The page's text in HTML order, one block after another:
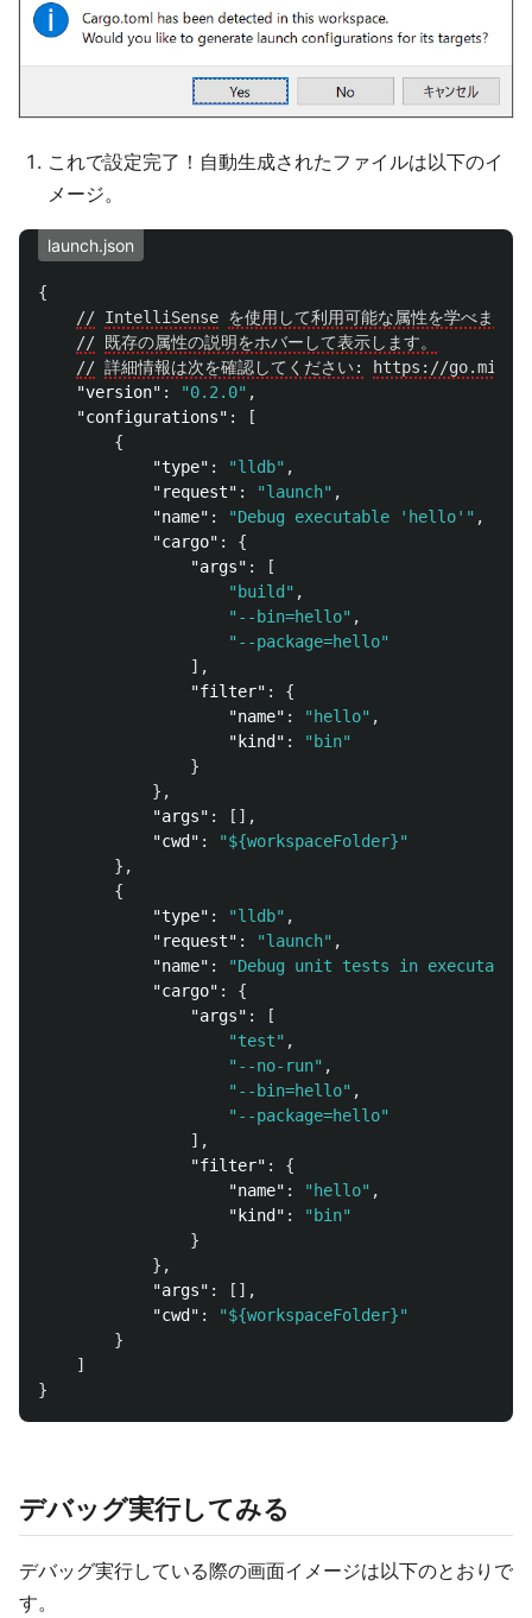
これで設定完了！自動生成されたファイルは以下のイ
メージ。
launch.json
{
// IntelliSense を使用して利用可能な属性を学べます。
//
既存の属性の説明をホバーして表示します。
// 詳細情報は次を確認してください:
https://
"version" : "0.2.0" ,
"configurations" :
[
{
"type" : "lldb" ,
"request" : "launch" ,
"name" : "Debug executable 'hello'" ,
"cargo" :
{
"args" :
[
"build" ,
"--bin=hello" ,
"--package=hello"
],
"filter" :
{
"name" : "hello" ,
"kind" :
"bin"
}
},
"args" :
[],
"cwd" :
"${workspaceFolder}"
},
{
"type" : "lldb" ,
"request" : "launch" ,
"name" :
"Debug unit tests in
"cargo" :
{
"args" :
[
"test" ,
"--no-run" ,
"--bin=hello" ,
"--package=hello"
],
"filter" :
{
"name" : "hello" ,
"kind" :
"bin"
}
},
"args" :
[],
"cwd" :
"${workspaceFolder}"
}
]
}
デバッグ実行してみる
デバッグ実行している際の画面イメージは以下のとおりで
す。